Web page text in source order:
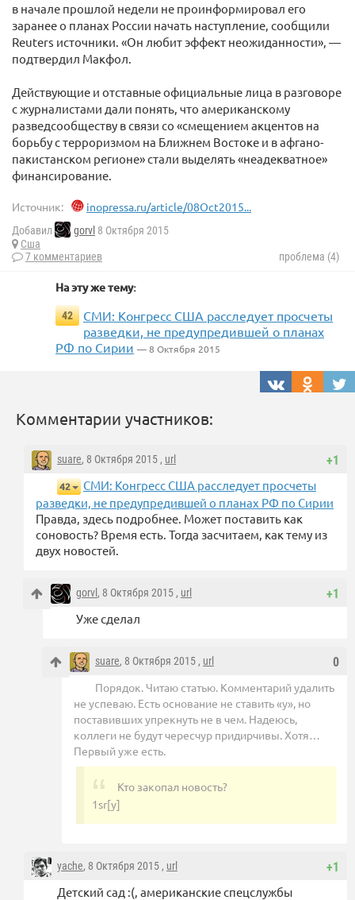
в начале прошлой недели не проинформировал его
заранее о планах России начать наступление, сообщили
Reuters источники. «Он любит эффект неожиданности», —
подтвердил Макфол.
Действующие и отставные официальные лица в разговоре
с журналистами дали понять, что американскому
разведсообществу в связи со «смещением акцентов на
борьбу с терроризмом на Ближнем Востоке и в афгано-
пакистанском регионе» стали выделять «неадекватное»
финансирование.
Источник: inopressa.ru/article/08Oct2015...
Добавил gorvl 8 Октября 2015
Сша
7 комментариев
проблема (4)
На эту же тему:
42
СМИ: Конгресс США расследует просчеты
разведки, не предупредившей о планах
РФ по Сирии — 8 Октября 2015
Комментарии участников:
+1
suare, 8 Октября 2015 , url
42
СМИ: Конгресс США расследует просчеты
разведки, не предупредившей о планах РФ по Сирии
Правда, здесь подробнее. Может поставить как
соновость? Время есть. Тогда засчитаем, как тему из
двух новостей.
+1
gorvl , 8 Октября 2015 , url
Уже сделал
0
suare, 8 Октября 2015 , url
Порядок. Читаю статью. Комментарий удалить
не успеваю. Есть основание не ставить «у», но
поставивших упрекнуть не в чем. Надеюсь,
коллеги не будут чересчур придирчивы. Хотя…
Первый уже есть.
Кто закопал новость?
1sr[у]
+1
yache, 8 Октября 2015 , url
Детский сад :(, американские спецслужбы